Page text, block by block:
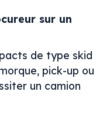
sur un
de type skid
pick-up ou
un camion